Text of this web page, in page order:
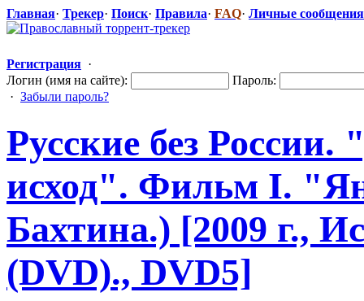
Главная· Трекер· Поиск· Правила· FAQ· Личные сообщения
Регистрация ·
Логин (имя на сайте):
Пароль:
· Забыли пароль?
Русские без России.
исход". Фильм I.
Бахтина.) [2009 г.,
(DVD)., DVD5]